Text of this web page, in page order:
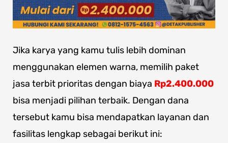
Jika karya yang kamu tulis lebih dominan
menggunakan elemen warna, memilih paket
jasa terbit prioritas dengan biaya Rp2.400.000
bisa menjadi pilihan terbaik. Dengan dana
tersebut kamu bisa mendapatkan layanan dan
fasilitas lengkap sebagai berikut ini: